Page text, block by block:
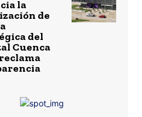
la
de
del
Cuenca